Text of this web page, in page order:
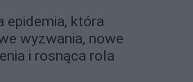
epidemia, która
wyzwania, nowe
i rosnąca rola